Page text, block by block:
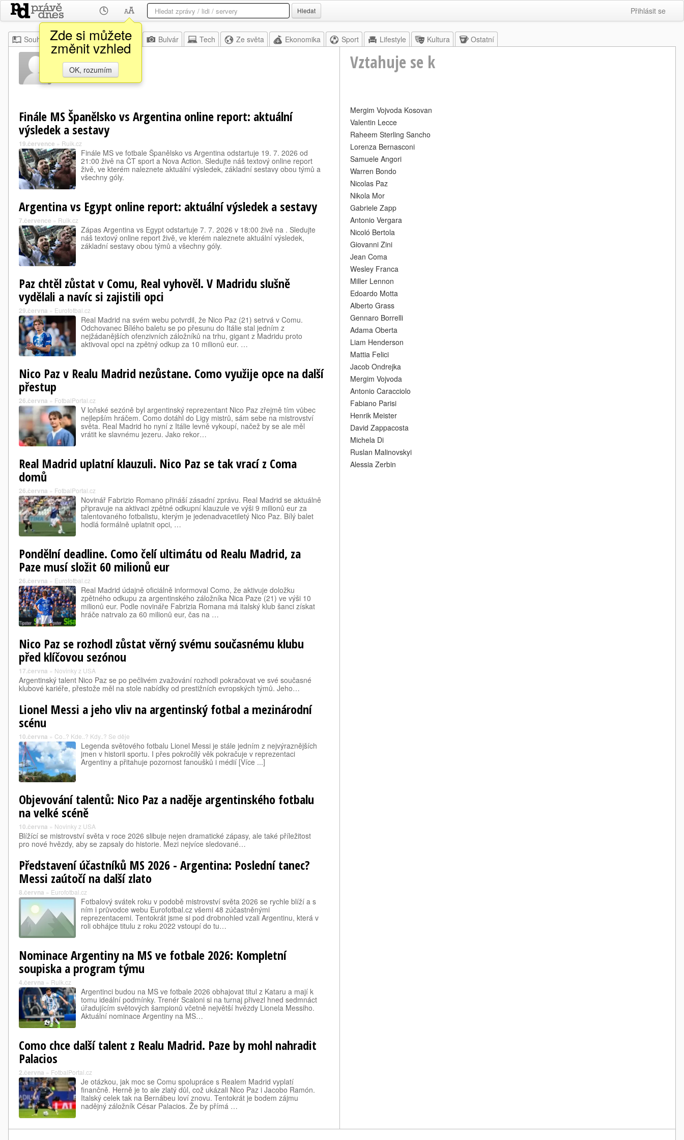
Zde si můžete
změnit vzhled
OK, rozumím
Hledat Přihlásit se
Souhrn Moje Z domova Bulvár Tech Ze světa Ekonomika Sport Lifestyle Kultura Ostatní
Nico Paz Vztahuje se k
Finále MS Španělsko vs Argentina online report: aktuální
výsledek a sestavy
19.července » Ruik.cz
Finále MS ve fotbale Španělsko vs Argentina odstartuje 19. 7. 2026 od
21:00 živě na ČT sport a Nova Action. Sledujte náš textový online report
živě, ve kterém naleznete aktuální výsledek, základní sestavy obou týmů a
všechny góly.
Argentina vs Egypt online report: aktuální výsledek a sestavy
7.července » Ruik.cz
Zápas Argentina vs Egypt odstartuje 7. 7. 2026 v 18:00 živě na . Sledujte
náš textový online report živě, ve kterém naleznete aktuální výsledek,
základní sestavy obou týmů a všechny góly.
Paz chtěl zůstat v Comu, Real vyhověl. V Madridu slušně
vydělali a navíc si zajistili opci
29.června » Eurofotbal.cz
Real Madrid na svém webu potvrdil, že Nico Paz (21) setrvá v Comu.
Odchovanec Bílého baletu se po přesunu do Itálie stal jedním z
nejžádanějších ofenzivních záložníků na trhu, gigant z Madridu proto
aktivoval opci na zpětný odkup za 10 milionů eur. …
Nico Paz v Realu Madrid nezůstane. Como využije opce na další
přestup
26.června » FotbalPortal.cz
V loňské sezóně byl argentinský reprezentant Nico Paz zřejmě tím vůbec
nejlepším hráčem. Como dotáhl do Ligy mistrů, sám sebe na mistrovství
světa. Real Madrid ho nyní z Itálie levně vykoupí, načež by se ale měl
vrátit ke slavnému jezeru. Jako rekor…
Real Madrid uplatní klauzuli. Nico Paz se tak vrací z Coma
domů
26.června » FotbalPortal.cz
Novinář Fabrizio Romano přináší zásadní zprávu. Real Madrid se aktuálně
připravuje na aktivaci zpětné odkupní klauzule ve výši 9 milionů eur za
talentovaného fotbalistu, kterým je jedenadvacetiletý Nico Paz. Bílý balet
hodlá formálně uplatnit opci, …
Pondělní deadline. Como čelí ultimátu od Realu Madrid, za
Paze musí složit 60 milionů eur
26.června » Eurofotbal.cz
Real Madrid údajně oficiálně informoval Como, že aktivuje doložku
zpětného odkupu za argentinského záložníka Nica Paze (21) ve výši 10
milionů eur. Podle novináře Fabrizia Romana má italský klub šanci získat
hráče natrvalo za 60 milionů eur, čas na …
Nico Paz se rozhodl zůstat věrný svému současnému klubu
před klíčovou sezónou
17.června » Novinky z USA
Argentinský talent Nico Paz se po pečlivém zvažování rozhodl pokračovat ve své současné
klubové kariéře, přestože měl na stole nabídky od prestižních evropských týmů. Jeho…
Lionel Messi a jeho vliv na argentinský fotbal a mezinárodní
scénu
10.června » Co..? Kde..? Kdy..? Se děje
Legenda světového fotbalu Lionel Messi je stále jedním z nejvýraznějších
jmen v historii sportu. I přes pokročilý věk pokračuje v reprezentaci
Argentiny a přitahuje pozornost fanoušků i médií [Více ...]
Objevování talentů: Nico Paz a naděje argentinského fotbalu
na velké scéně
10.června » Novinky z USA
Blížící se mistrovství světa v roce 2026 slibuje nejen dramatické zápasy, ale také příležitost
pro nové hvězdy, aby se zapsaly do historie. Mezi nejvíce sledované…
Představení účastníků MS 2026 - Argentina: Poslední tanec?
Messi zaútočí na další zlato
8.června » Eurofotbal.cz
Fotbalový svátek roku v podobě mistrovství světa 2026 se rychle blíží a s
ním i průvodce webu Eurofotbal.cz všemi 48 zúčastněnými
reprezentacemi. Tentokrát jsme si pod drobnohled vzali Argentinu, která v
roli obhájce titulu z roku 2022 vstoupí do tu…
Nominace Argentiny na MS ve fotbale 2026: Kompletní
soupiska a program týmu
4.června » Ruik.cz
Argentinci budou na MS ve fotbale 2026 obhajovat titul z Kataru a mají k
tomu ideální podmínky. Trenér Scaloni si na turnaj přivezl hned sedmnáct
úřadujícím světových šampionů včetně největší hvězdy Lionela Messiho.
Aktuální nominace Argentiny na MS…
Como chce další talent z Realu Madrid. Paze by mohl nahradit
Palacios
2.června » FotbalPortal.cz
Je otázkou, jak moc se Comu spolupráce s Realem Madrid vyplatí
finančně. Herně je to ale zlatý důl, což ukázali Nico Paz i Jacobo Ramón.
Italský celek tak na Bernábeu loví znovu. Tentokrát je bodem zájmu
nadějný záložník César Palacios. Že by přímá …
Mergim Vojvoda Kosovan
Valentin Lecce
Raheem Sterling Sancho
Lorenza Bernasconi
Samuele Angori
Warren Bondo
Nicolas Paz
Nikola Mor
Gabriele Zapp
Antonio Vergara
Nicoló Bertola
Giovanni Zini
Jean Coma
Wesley Franca
Miller Lennon
Edoardo Motta
Alberto Grass
Gennaro Borrelli
Adama Oberta
Liam Henderson
Mattia Felici
Jacob Ondrejka
Mergim Vojvoda
Antonio Caracciolo
Fabiano Parisi
Henrik Meister
David Zappacosta
Michela Di
Ruslan Malinovskyi
Alessia Zerbin